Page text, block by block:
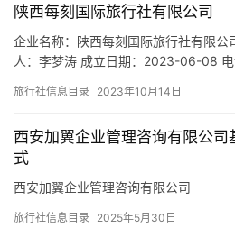
城
市
陕西每刻国际旅行社有限公司
企业名称：陕西每刻国际旅行社有限公
人：李梦涛 成立日期：2023-06-08
艺路14号望城国际公馆1号楼1单元501
许可类信息咨询服务）；…
旅行社信息目录 2023年10月14日
西安加翼企业管理咨询有限公
式
西安加翼企业管理咨询有限公司
旅行社信息目录 2025年5月30日